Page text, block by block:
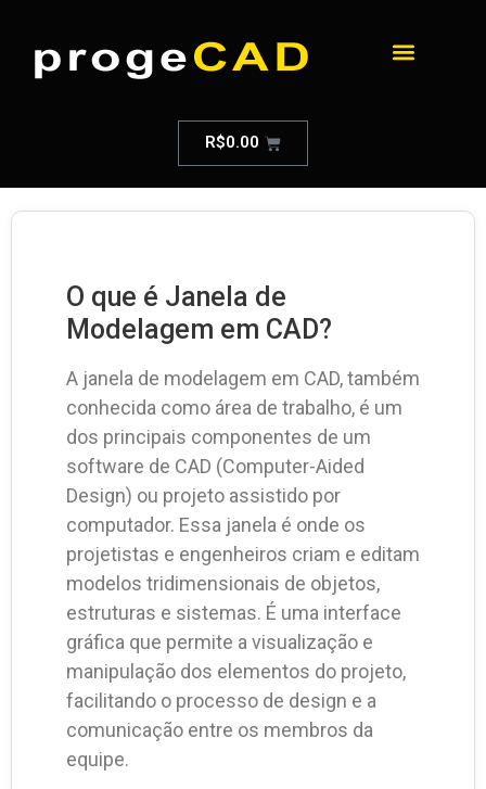
R$0.00
O que é Janela de
Modelagem em CAD?
A janela de modelagem em CAD, também
conhecida como área de trabalho, é um
dos principais componentes de um
software de CAD (Computer-Aided
Design) ou projeto assistido por
computador. Essa janela é onde os
projetistas e engenheiros criam e editam
modelos tridimensionais de objetos,
estruturas e sistemas. É uma interface
gráfica que permite a visualização e
manipulação dos elementos do projeto,
facilitando o processo de design e a
comunicação entre os membros da
equipe.